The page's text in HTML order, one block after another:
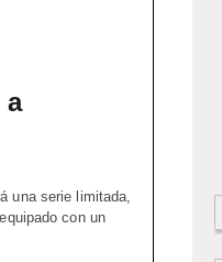
a
una serie limitada,
con un